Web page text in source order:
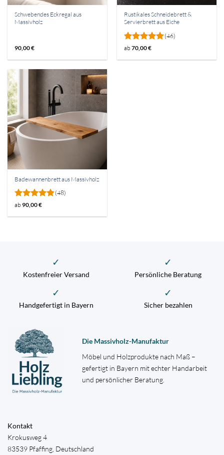
Schwebendes Eckregal aus
Massivholz
90,00€
Rustikales Schneidebrett &
Servierbrett aus Eiche
Bewertet
(46)
ab70,00€
Badewannenbrett aus Massivholz
Bewertet
(48)
ab90,00€
✓
Kostenfreier Versand
✓
Persönliche Beratung
✓
Handgefertigt in Bayern
✓
Sicher bezahlen
Die Massivholz-Manufaktur
Möbel und Holzprodukte nach Maß –
gefertigt in Bayern mit echter Handarbeit
und persönlicher Beratung.
Kontakt
Krokusweg 4
83539 Pfaffing, Deutschland